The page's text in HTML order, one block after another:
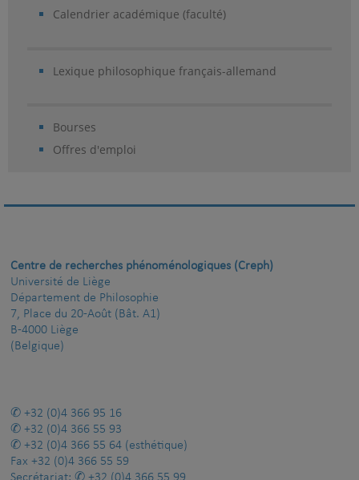
Calendrier académique (faculté)
Lexique philosophique français-allemand
Bourses
Offres d'emploi
Centre de recherches phénoménologiques (Creph)
Université de Liège
Département de Philosophie
7, Place du 20-Août (Bât. A1)
B-4000 Liège
(Belgique)
+32 (0)4 366 95 16
+32 (0)4 366 55 93
+32 (0)4 366 55 64 (esthétique)
Fax +32 (0)4 366 55 59